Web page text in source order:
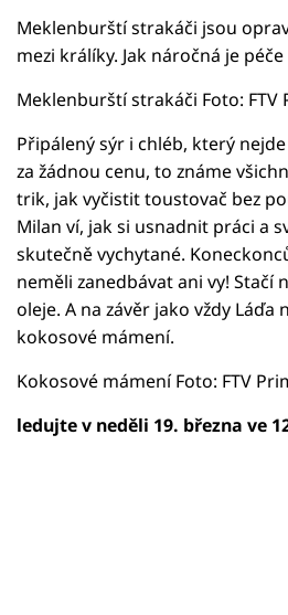
Meklenburští strakáči jsou
mezi králíky. Jak náročná je péče
Meklenburští strakáči Foto: FTV
Připálený sýr i chléb, který
za žádnou cenu, to známe
trik, jak vyčistit toustovač bez
Milan ví, jak si usnadnit práci a
skutečně vychytané.
neměli zanedbávat ani vy! Stačí
oleje. A na závěr jako vždy
kokosové mámení.
Kokosové mámení Foto: FTV
ledujte v neděli 19. března ve